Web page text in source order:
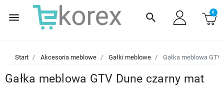
menu search 0
Start Akcesoria meblowe Gałki meblowe Gałka meblowa
Gałka meblowa GTV Dune czarny mat